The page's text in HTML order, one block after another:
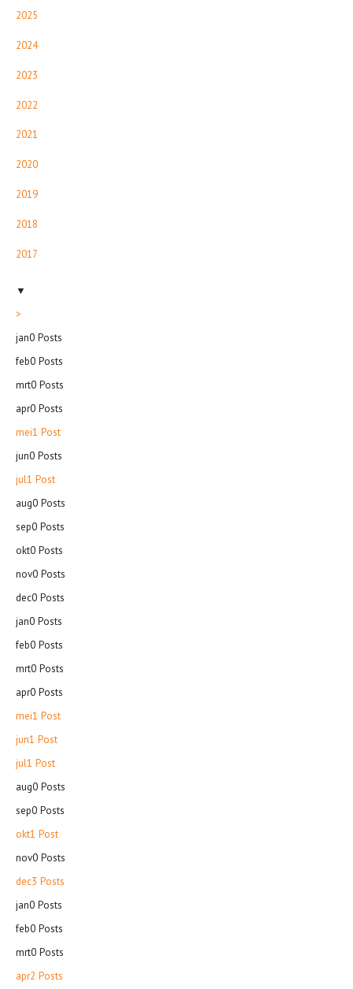
2025
2024
2023
2022
2021
2020
2019
2018
2017
▼
>
jan0 Posts
feb0 Posts
mrt0 Posts
apr0 Posts
mei1 Post
jun0 Posts
jul1 Post
aug0 Posts
sep0 Posts
okt0 Posts
nov0 Posts
dec0 Posts
jan0 Posts
feb0 Posts
mrt0 Posts
apr0 Posts
mei1 Post
jun1 Post
jul1 Post
aug0 Posts
sep0 Posts
okt1 Post
nov0 Posts
dec3 Posts
jan0 Posts
feb0 Posts
mrt0 Posts
apr2 Posts